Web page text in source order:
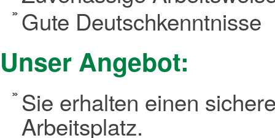
Gute Deutschkenntnisse
Unser Angebot:
Sie erhalten einen
Arbeitsplatz.